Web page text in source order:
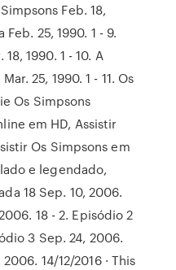
Feb. 18,
Feb. 25, 1990. 1 - 9.
1990. 1 - 10. A
25, 1990. 1 - 11. Os
Os Simpsons
em HD, Assistir
Os Simpsons em
e legendado,
18 Sep. 10, 2006.
18 - 2. Episódio 2
3 Sep. 24, 2006.
14/12/2016 · This